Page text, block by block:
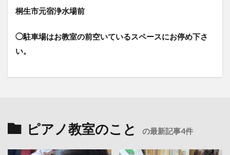
桐生市元宿浄水場前
◯駐車場はお教室の前空いているスペースにお停め下さ
い。
ピアノ教室のこと の最新記事4件